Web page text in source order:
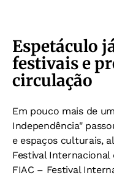
Espetáculo
festivais e
circulação
Em pouco mais de
Independência"
e espaços culturais,
Festival Internacional
FIAC – Festival